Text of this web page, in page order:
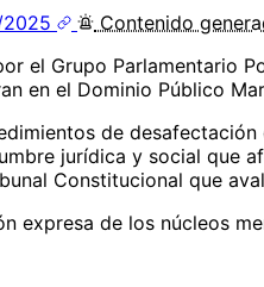
2025 Contenido
el Grupo Parlamentario
en el Dominio Público
de
jurídica y social que
Constitucional que
expresa de los núcleos